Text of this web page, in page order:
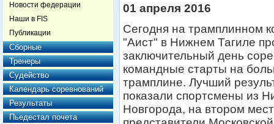
Новости федерации
Наши в FIS
Публикации
Сборные
Тренеры
Судейство
Календарь соревнований
Результаты
Пьедестал почета
01 апреля 2016
Сегодня на трамплинном
"Аист" в Нижнем Тагиле
заключительный день
командные старты на
трамплине. Лучший
показали спортсмены из
Новгорода, на втором